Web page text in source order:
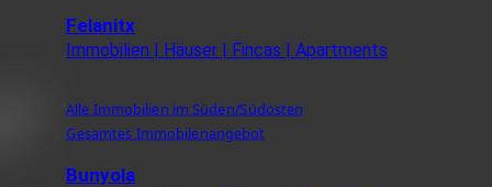
Felanitx
Immobilien | Häuser | Fincas | Apartments
Alle Immobilien im Süden/Südosten
Gesamtes Immobilenangebot
Bunyola